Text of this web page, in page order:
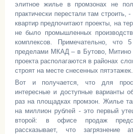
элитное жилье в промзонах не
практически перестали там строить,
квартир предпочитают проекты, на
не было промышленных
комплексов. Примечательно, что
пределами МКАД – в Бутово, Митино
проекта располагаются в районах
строят на месте снесенных пятэтажек.
Вот и получается, что для
интересные и доступные варианты
раз на площадках промзон. Жилье
на миллион рублей - это первый
второй: в офисе продаж
рассказывает, что